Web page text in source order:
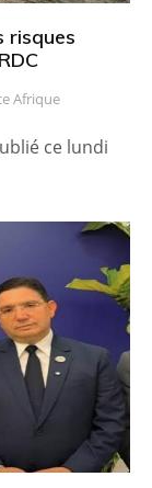
risques
Afrique
ce lundi